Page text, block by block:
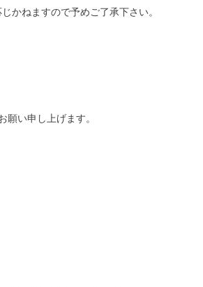
かねますので予めご了承下さい。
い申し上げます。